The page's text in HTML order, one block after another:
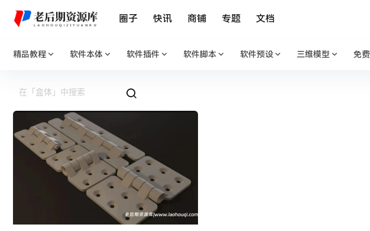
圈子 快讯 商铺 专题 文档
精品教程 软件本体 软件插件 软件脚本 软件预设 三维模型 免